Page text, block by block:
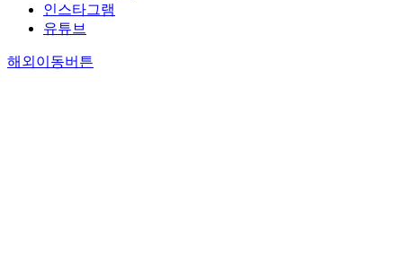
인스타그램
유튜브
해외이동버튼